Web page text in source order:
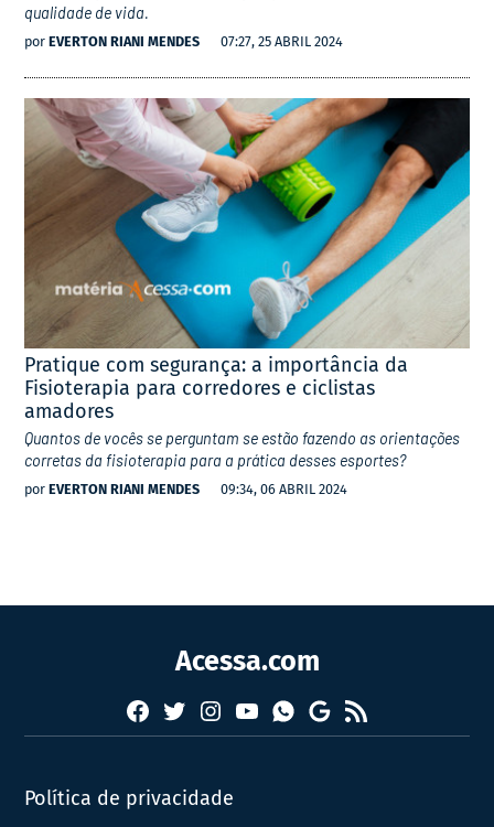
qualidade de vida.
por EVERTON RIANI MENDES 07:27, 25 ABRIL 2024
Pratique com segurança: a importância da
Fisioterapia para corredores e ciclistas
amadores
Quantos de vocês se perguntam se estão fazendo as orientações
corretas da fisioterapia para a prática desses esportes?
por EVERTON RIANI MENDES 09:34, 06 ABRIL 2024
Acessa.com
Facebook
TwitterInstagram
YouTubeWhatsapp
Google
News
RSS
Política de privacidade